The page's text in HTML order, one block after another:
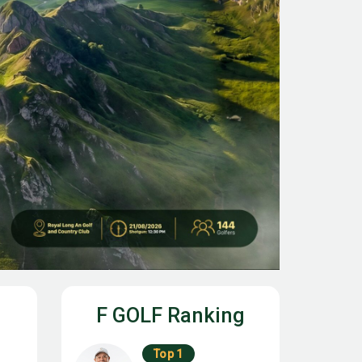
F GOLF Ranking
Top 1